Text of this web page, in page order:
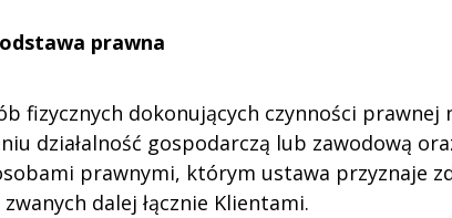
prawna
fizycznych dokonujących czynności prawnej
działalność gospodarczą lub zawodową
prawnymi, którym ustawa przyznaje
dalej łącznie Klientami.